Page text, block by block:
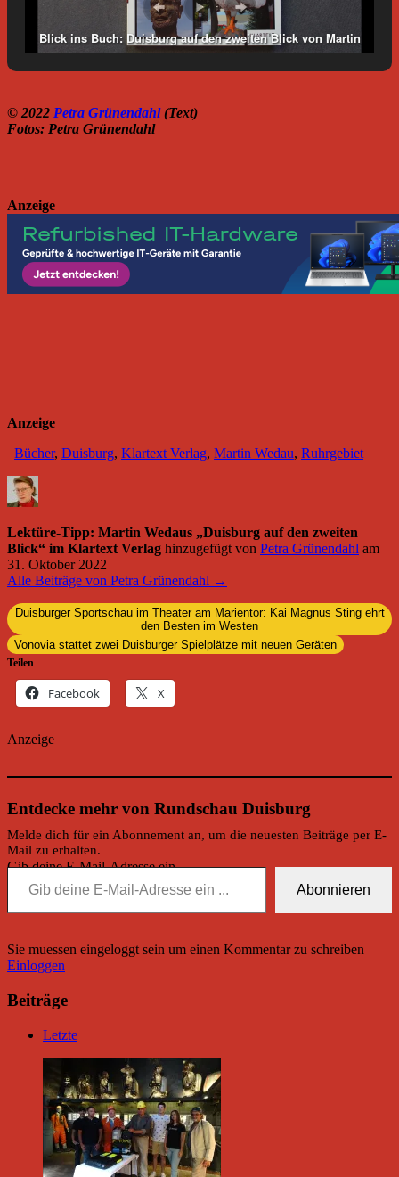
Blick ins Buch: Duisburg auf den zweiten Blick von Martin
© 2022 Petra Grünendahl(Text)
Fotos: Petra Grünendahl
Anzeige
Anzeige
Bücher, Duisburg, Klartext Verlag, Martin Wedau, Ruhrgebiet
Lektüre-Tipp: Martin Wedaus „Duisburg auf den zweiten
Blick“ im Klartext Verlag hinzugefügt von Petra Grünendahl am
31. Oktober 2022
Alle Beiträge von Petra Grünendahl →
Duisburger Sportschau im Theater am Marientor: Kai Magnus Sting ehrt
den Besten im Westen
Vonovia stattet zwei Duisburger Spielplätze mit neuen Geräten
Teilen
Facebook X
Anzeige
Entdecke mehr von Rundschau Duisburg
Melde dich für ein Abonnement an, um die neuesten Beiträge per E-
Mail zu erhalten.
Gib deine E-Mail-Adresse ein ...
Abonnieren
Sie muessen eingeloggt sein um einen Kommentar zu schreiben
Einloggen
Beiträge
Letzte